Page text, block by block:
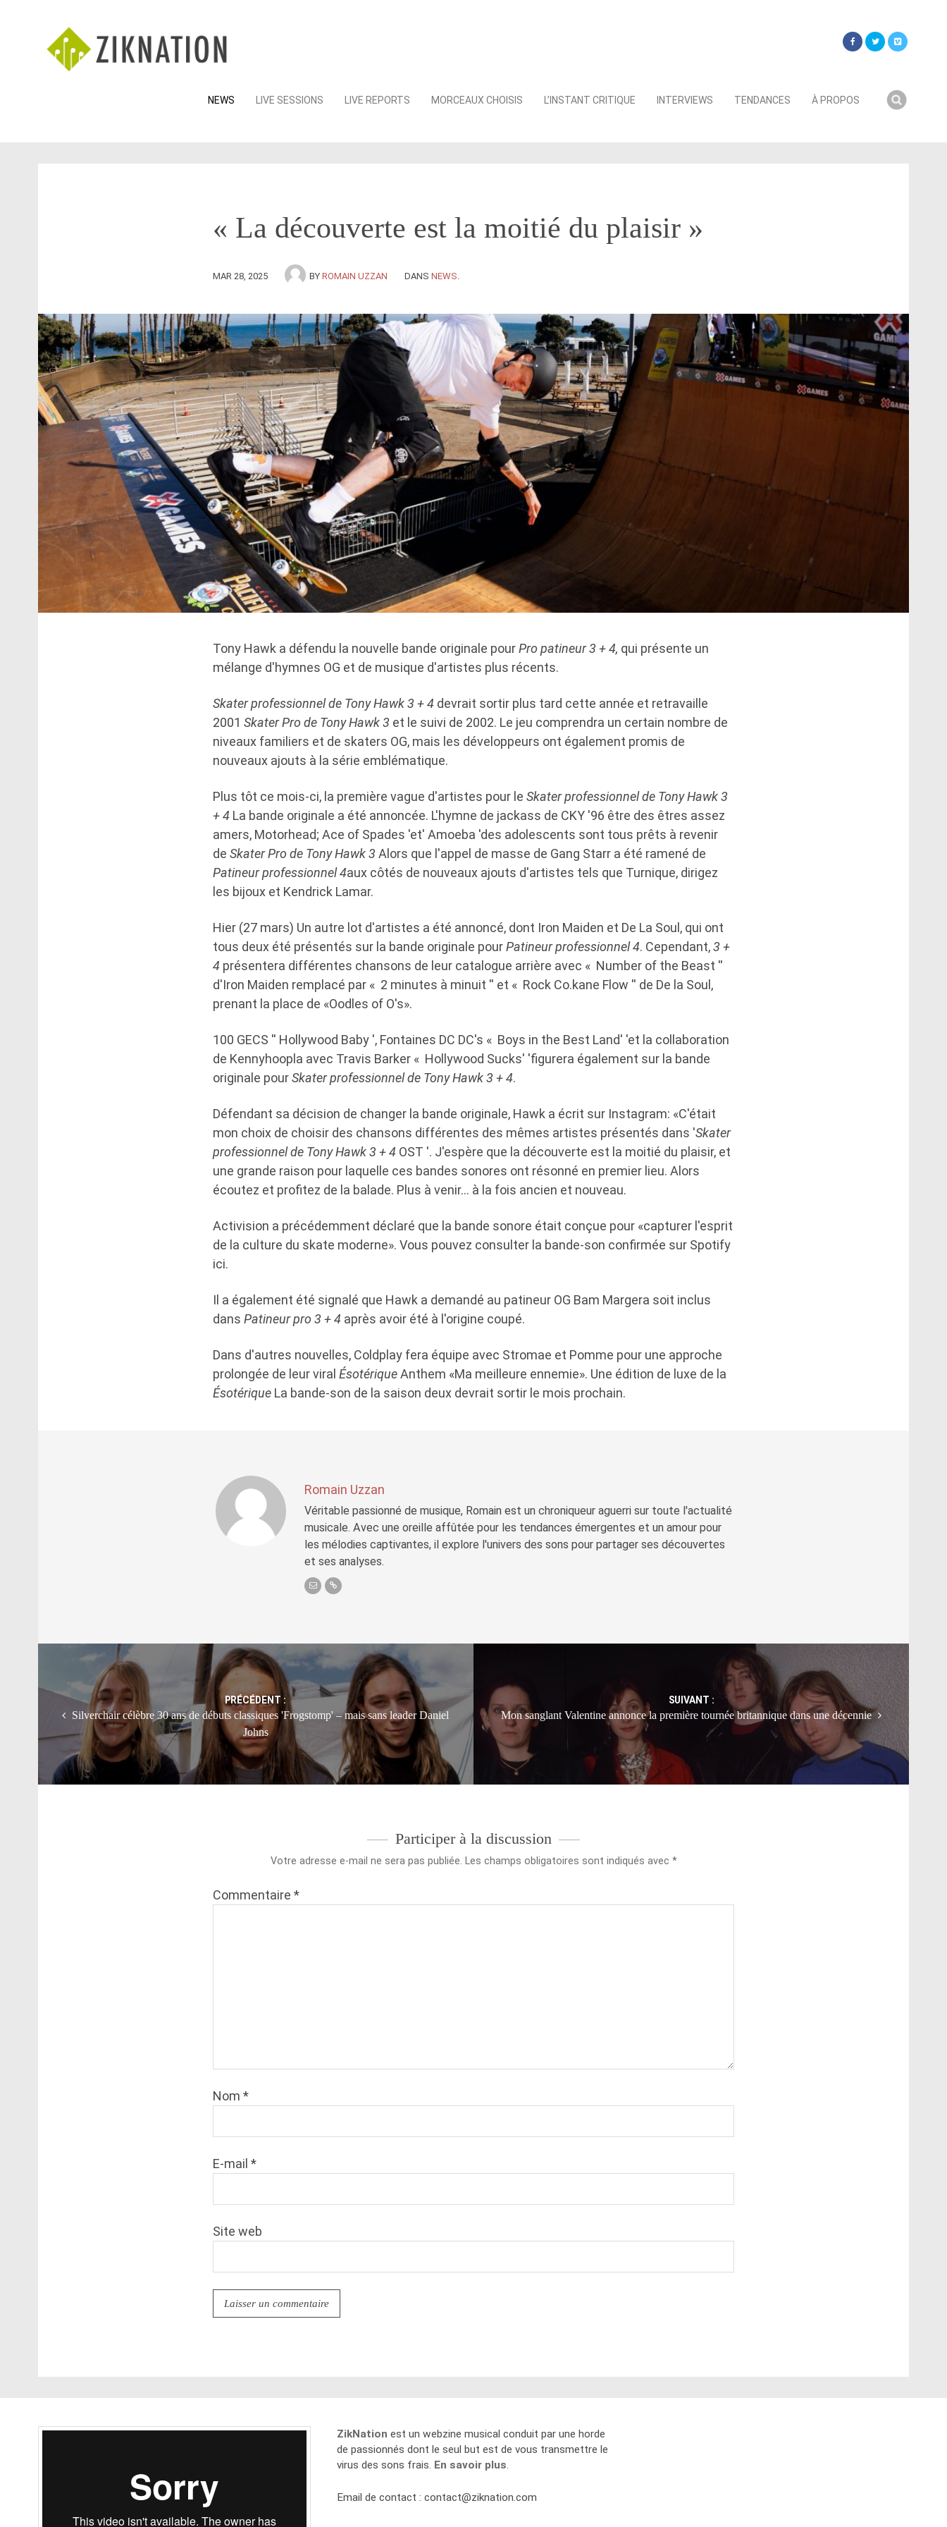
Skip
NEWS LIVE SESSIONS LIVE REPORTS MORCEAUX CHOISIS L’INSTANT CRITIQUE INTERVIEWS TENDANCES À PROPOS
« La découverte est la moitié du plaisir »
MAR 28, 2025 BY ROMAIN UZZAN DANS NEWS
Tony Hawk a défendu la nouvelle bande originale pourPro patineur 3 + 4, qui présente un
mélange d'hymnes OG et de musique d'artistes plus récents.
Skater professionnel de Tony Hawk 3 + 4 devrait sortir plus tard cette année et retravaille
2001 Skater Pro de Tony Hawk 3 et le suivi de 2002. Le jeu comprendra un certain nombre de
niveaux familiers et de skaters OG, mais les développeurs ont également promis de
nouveaux ajouts à la série emblématique.
Plus tôt ce mois-ci, la première vague d'artistes pour le Skater professionnel de Tony Hawk 3
+ 4 La bande originale a été annoncée. L'hymne de jackass de CKY '96 être des êtres assez
amers, Motorhead; Ace of Spades 'et' Amoeba 'des adolescents sont tous prêts à revenir
de Skater Pro de Tony Hawk 3 Alors que l'appel de masse de Gang Starr a été ramené de
Patineur professionnel 4aux côtés de nouveaux ajouts d'artistes tels que Turnique, dirigez
les bijoux et Kendrick Lamar.
Hier (27 mars) Un autre lot d'artistes a été annoncé, dont Iron Maiden et De La Soul, qui ont
tous deux été présentés sur la bande originale pourPatineur professionnel 4. Cependant,3 +
4 présentera différentes chansons de leur catalogue arrière avec « Number of the Beast ''
d'Iron Maiden remplacé par « 2 minutes à minuit '' et « Rock Co.kane Flow '' de De la Soul,
prenant la place de «Oodles of O's».
100 GECS '' Hollywood Baby ', Fontaines DC DC's « Boys in the Best Land' 'et la collaboration
de Kennyhoopla avec Travis Barker « Hollywood Sucks' 'figurera également sur la bande
originale pourSkater professionnel de Tony Hawk 3 + 4.
Défendant sa décision de changer la bande originale, Hawk a écrit sur Instagram: «C'était
mon choix de choisir des chansons différentes des mêmes artistes présentés dans 'Skater
professionnel de Tony Hawk 3 + 4 OST '. J'espère que la découverte est la moitié du plaisir, et
une grande raison pour laquelle ces bandes sonores ont résonné en premier lieu. Alors
écoutez et profitez de la balade. Plus à venir… à la fois ancien et nouveau.
Activision a précédemment déclaré que la bande sonore était conçue pour «capturer l'esprit
de la culture du skate moderne». Vous pouvez consulter la bande-son confirmée sur Spotify
ici.
Il a également été signalé que Hawk a demandé au patineur OG Bam Margera soit inclus
dans Patineur pro 3 + 4 après avoir été à l'origine coupé.
Dans d'autres nouvelles, Coldplay fera équipe avec Stromae et Pomme pour une approche
prolongée de leur viral ÉsotériqueAnthem «Ma meilleure ennemie». Une édition de luxe de la
Ésotérique La bande-son de la saison deux devrait sortir le mois prochain.
Romain Uzzan
Véritable passionné de musique, Romain est un chroniqueur aguerri sur toute l'actualité
musicale. Avec une oreille affûtée pour les tendances émergentes et un amour pour
les mélodies captivantes, il explore l'univers des sons pour partager ses découvertes
et ses analyses.
PRÉCÉDENT :
Silverchair célèbre 30 ans de débuts classiques 'Frogstomp' – mais sans leader Daniel
Johns
SUIVANT :
Mon sanglant Valentine annonce la première tournée britannique dans une décennie
Participer à la discussion
Votre adresse e-mail ne sera pas publiée. Les champs obligatoires sont indiqués avec *
Commentaire *
Nom *
E-mail *
Site web
ZikNation est un webzine musical conduit par une horde
de passionnés dont le seul but est de vous transmettre le
virus des sons frais. En savoir plus.
Email de contact :contact@ziknation.com